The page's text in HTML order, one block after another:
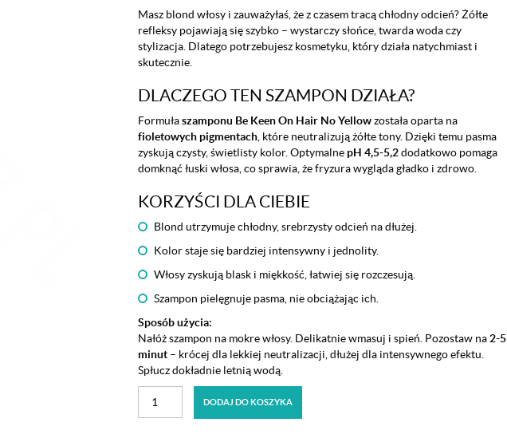
Masz blond włosy i zauważyłaś, że z czasem tracą chłodny odcień? Żółte
refleksy pojawiają się szybko – wystarczy słońce, twarda woda czy
stylizacja. Dlatego potrzebujesz kosmetyku, który działa natychmiast i
skutecznie.
DLACZEGO TEN SZAMPON DZIAŁA?
Formułaszamponu Be Keen On Hair No Yellowzostała oparta na
fioletowych pigmentach, które neutralizują żółte tony. Dzięki temu pasma
zyskują czysty, świetlisty kolor. Optymalne pH 4,5-5,2dodatkowo pomaga
domknąć łuski włosa, co sprawia, że fryzura wygląda gładko i zdrowo.
KORZYŚCI DLA CIEBIE
Blond utrzymuje chłodny, srebrzysty odcień na dłużej.
Kolor staje się bardziej intensywny i jednolity.
Włosy zyskują blask i miękkość, łatwiej się rozczesują.
Szampon pielęgnuje pasma, nie obciążając ich.
Sposób użycia:
Nałóż szampon na mokre włosy. Delikatnie wmasuj i spień. Pozostaw na 2-5
minut– krócej dla lekkiej neutralizacji, dłużej dla intensywnego efektu.
Spłucz dokładnie letnią wodą.
DODAJ DO KOSZYKA